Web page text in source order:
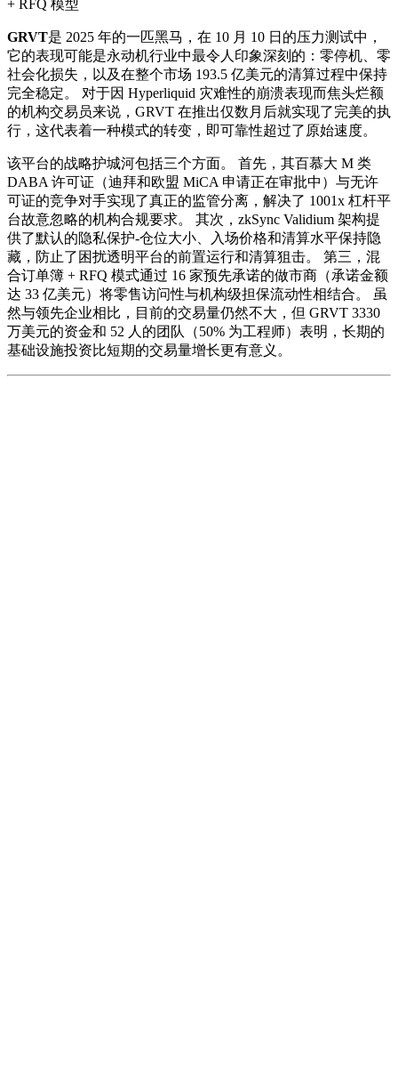
+ RFQ 模型
GRVT是 2025 年的一匹黑马，在 10 月 10 日的压力测试中，
它的表现可能是永动机行业中最令人印象深刻的：零停机、零
社会化损失，以及在整个市场 193.5 亿美元的清算过程中保持
完全稳定。 对于因 Hyperliquid 灾难性的崩溃表现而焦头烂额
的机构交易员来说，GRVT 在推出仅数月后就实现了完美的执
行，这代表着一种模式的转变，即可靠性超过了原始速度。
该平台的战略护城河包括三个方面。 首先，其百慕大 M 类
DABA 许可证（迪拜和欧盟 MiCA 申请正在审批中）与无许
可证的竞争对手实现了真正的监管分离，解决了 1001x 杠杆平
台故意忽略的机构合规要求。 其次，zkSync Validium 架构提
供了默认的隐私保护-仓位大小、入场价格和清算水平保持隐
藏，防止了困扰透明平台的前置运行和清算狙击。 第三，混
合订单簿 + RFQ 模式通过 16 家预先承诺的做市商（承诺金额
达 33 亿美元）将零售访问性与机构级担保流动性相结合。 虽
然与领先企业相比，目前的交易量仍然不大，但 GRVT 3330
万美元的资金和 52 人的团队（50% 为工程师）表明，长期的
基础设施投资比短期的交易量增长更有意义。